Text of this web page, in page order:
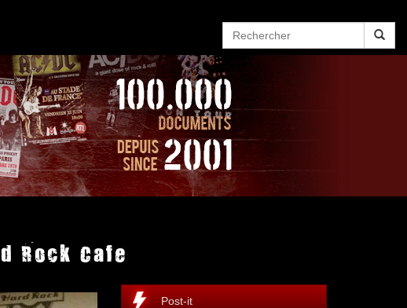
Rock Cafe
Post-it